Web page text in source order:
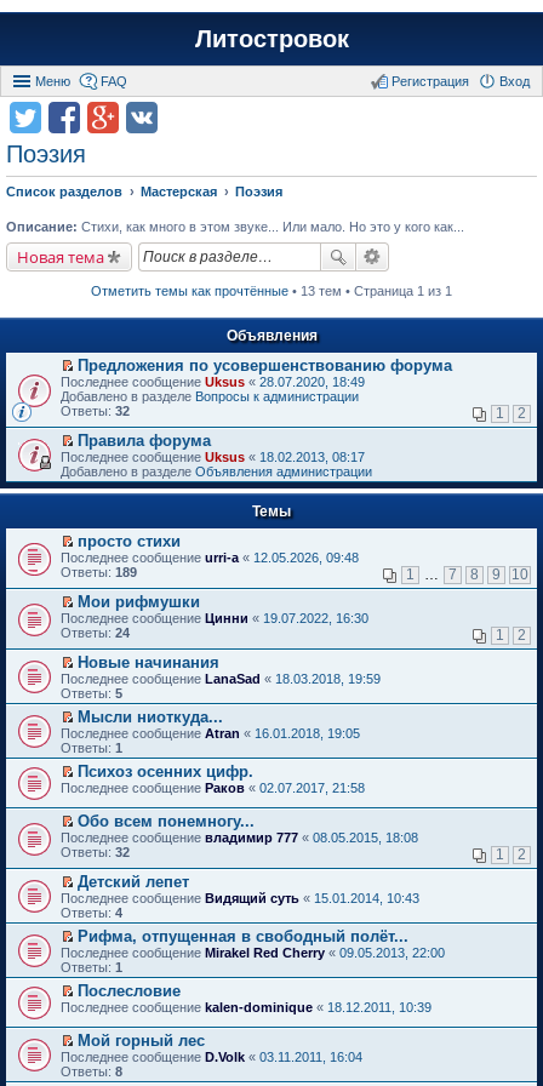
Литостровок
Меню FAQ Вход
Регистрация
Поэзия
Список разделов Мастерская Поэзия
Описание: Стихи, как много в этом звуке... Или мало. Но это у кого как...
Новая тема
Отметить темы как прочтённые • 13 тем • Страница 1 из 1
Объявления
П
е
р
й
т
и
к
п
в
о
м
у
н
е
п
р
о
ч
и
т
а
н
н
о
м
у
о
о
б
щ
е
н
и
ю
Предложения по усовершенствованию форума
Последнее сообщение Uksus « 28.07.2020, 18:49
Добавлено в разделе Вопросы к администрации
Ответы: 32 1 2
П
е
р
е
т
и
к
п
р
в
о
м
у
н
е
п
р
о
ч
и
а
н
о
м
у
с
о
о
б
щ
е
н
и
ю
Правила форума
Последнее сообщение Uksus « 18.02.2013, 08:17
Добавлено в разделе Объявления администрации
Темы
П
е
е
й
т
и
к
п
е
р
в
о
м
у
н
е
р
о
ч
и
т
а
н
н
о
м
у
с
о
о
щ
е
н
и
просто стихи
Последнее сообщение urri-a « 12.05.2026, 09:48
Ответы: 189 1 7 8 9 10
П
е
е
й
т
и
п
е
р
в
о
у
н
е
п
р
о
ч
и
т
а
н
н
м
с
о
о
б
Мои рифмушки
Последнее сообщение Цинни « 19.07.2022, 16:30
Ответы: 24 1 2
П
е
р
е
й
т
и
к
п
е
р
в
о
у
н
е
п
р
о
ч
и
т
а
н
н
о
м
у
Новые начинания
Последнее сообщение LanaSad « 18.03.2018, 19:59
Ответы: 5
П
е
р
й
и
п
е
р
в
о
м
у
н
е
п
р
о
и
т
а
н
Мысли ниоткуда...
Последнее сообщение Atran « 16.01.2018, 19:05
Ответы: 1
П
р
е
й
т
и
к
п
е
р
в
о
м
у
н
е
п
р
о
ч
Психоз осенних цифр.
Последнее сообщение Раков « 02.07.2017, 21:58
П
е
е
й
т
и
п
е
р
в
о
у
н
е
п
Обо всем понемногу...
Последнее сообщение владимир 777 « 08.05.2015, 18:08
Ответы: 32 1 2
П
е
р
е
й
т
и
к
п
е
р
в
о
м
Детский лепет
Последнее сообщение Видящий суть « 15.01.2014, 10:43
Ответы: 4
П
е
р
й
и
к
п
е
Рифма, отпущенная в свободный полёт...
Последнее сообщение Mirakel Red Cherry « 09.05.2013, 22:00
Ответы: 1
П
р
е
й
т
Послесловие
Последнее сообщение kalen-dominique « 18.12.2011, 10:39
П
е
р
Мой горный лес
Последнее сообщение D.Volk « 03.11.2011, 16:04
Ответы: 8